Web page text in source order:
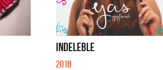
INDELEBLE
2018